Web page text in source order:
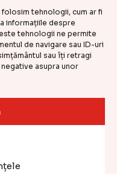
tehnologii, cum ar fi
informațiile despre
tehnologii ne permite
de navigare sau ID-uri
sau îți retragi
asupra unor